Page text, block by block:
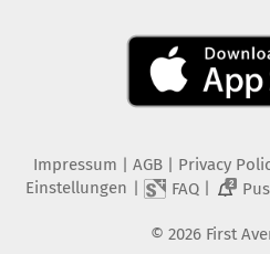
Impressum | AGB | Privacy
Einstellungen | FAQ| 2
© 2026 First